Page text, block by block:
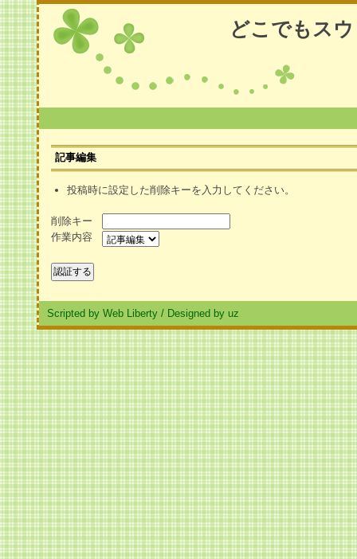
どこでもス
記事編集
投稿時に設定した削除キーを入力してください。
削除キー
作業内容
Scripted by Web Liberty / Designed by uz